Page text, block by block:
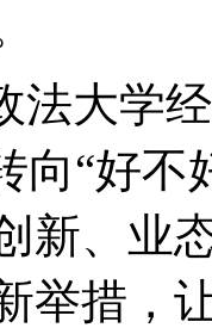
法大学
向“好
新、业
举措，